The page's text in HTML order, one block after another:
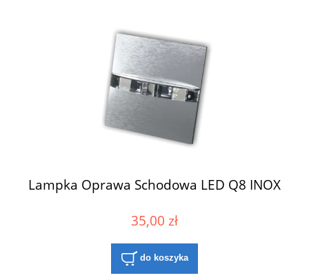
Lampka Oprawa Schodowa LED Q8 INOX
35,00 zł
do koszyka